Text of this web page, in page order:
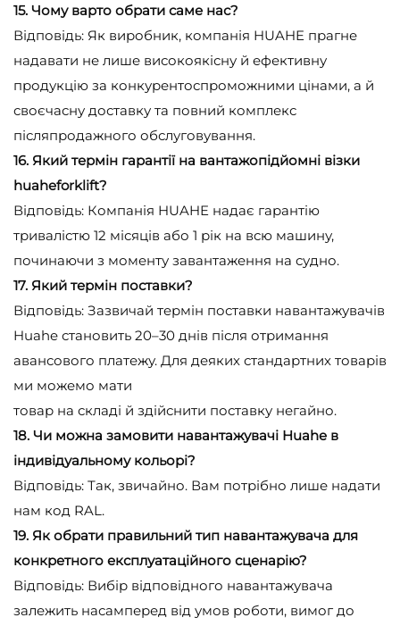
15. Чому варто обрати саме нас?
Відповідь: Як виробник, компанія HUAHE прагне
надавати не лише високоякісну й ефективну
продукцію за конкурентоспроможними цінами, а й
своєчасну доставку та повний комплекс
післяпродажного обслуговування.
16. Який термін гарантії на вантажопідйомні візки
huaheforklift?
Відповідь: Компанія HUAHE надає гарантію
тривалістю 12 місяців або 1 рік на всю машину,
починаючи з моменту завантаження на судно.
17. Який термін поставки?
Відповідь: Зазвичай термін поставки навантажувачів
Huahe становить 20–30 днів після отримання
авансового платежу. Для деяких стандартних товарів
ми можемо мати
товар на складі й здійснити поставку негайно.
18. Чи можна замовити навантажувачі Huahe в
індивідуальному кольорі?
Відповідь: Так, звичайно. Вам потрібно лише надати
нам код RAL.
19. Як обрати правильний тип навантажувача для
конкретного експлуатаційного сценарію?
Відповідь: Вибір відповідного навантажувача
залежить насамперед від умов роботи, вимог до